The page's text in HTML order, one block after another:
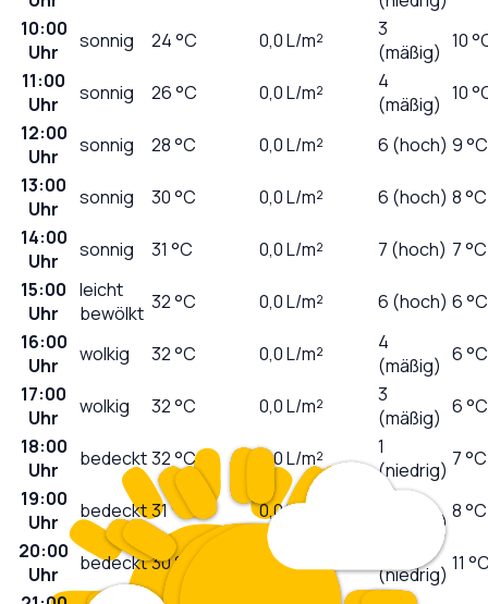
10:00
Uhr
sonnig 24°C 0,0L/m²
3
(mäßig) 10
11:00
Uhr
sonnig 26°C 0,0L/m²
4
(mäßig) 10
12:00
Uhr
sonnig 28°C 0,0L/m² 6 (hoch) 9 °C
13:00
Uhr
sonnig 30°C 0,0L/m² 6 (hoch) 8 °C
14:00
Uhr
sonnig 31 °C 0,0L/m² 7 (hoch) 7 °C
15:00
Uhr
leicht
bewölkt 32°C 0,0L/m² 6 (hoch) 6 °C
16:00
Uhr
wolkig 32°C 0,0L/m²
4
(mäßig) 6 °C
17:00
Uhr
wolkig 32°C 0,0L/m²
3
(mäßig) 6 °C
18:00
Uhr
bedeckt32°C 0,0L/m²
1
(niedrig) 7 °C
19:00
Uhr
bedeckt31°C 0,0L/m²
(niedrig)8 °C
20:00
Uhr
bedeckt30°C 0,0L/m²
(niedrig) 11